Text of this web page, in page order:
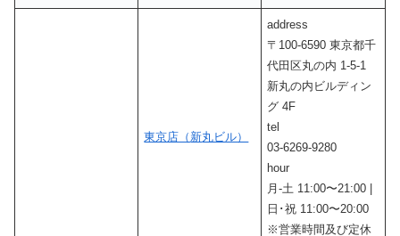
東京店（ 新丸ビル）
address
〒100-6590 東京都千
代田区丸の内 1-5-1
新丸の内ビルディン
グ 4F
tel
03-6269-9280
hour
月-土 11:00〜21:00 |
日･祝 11:00〜20:00
※営業時間及び定休